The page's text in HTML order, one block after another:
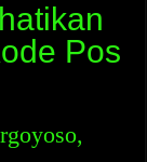
Pos